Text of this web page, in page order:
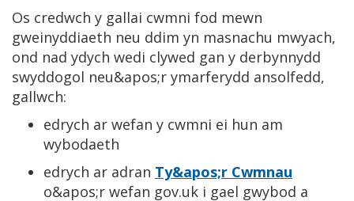
Os credwch y gallai cwmni fod mewn
gweinyddiaeth neu ddim yn masnachu mwyach,
ond nad ydych wedi clywed gan y derbynnydd
swyddogol neu&apos;r ymarferydd ansolfedd,
gallwch:
edrych ar wefan y cwmni ei hun am
wybodaeth
edrych ar adran Ty&apos;r Cwmnau
o&apos;r wefan gov.uk i gael gwybod a